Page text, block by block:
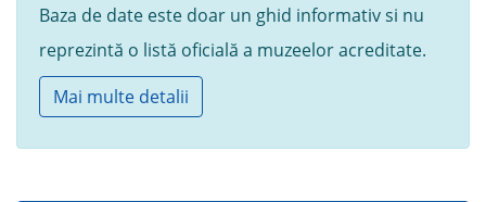
Baza de date este doar un ghid informativ si nu
reprezintă o listă oficială a muzeelor acreditate.
Mai multe detalii